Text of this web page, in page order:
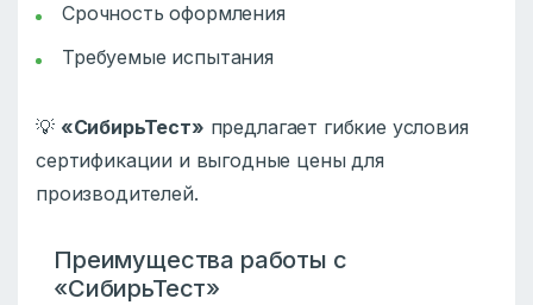
Срочность оформления
Требуемые испытания
💡 «СибирьТест» предлагает гибкие условия
сертификации и выгодные цены для
производителей.
Преимущества работы с
«СибирьТест»